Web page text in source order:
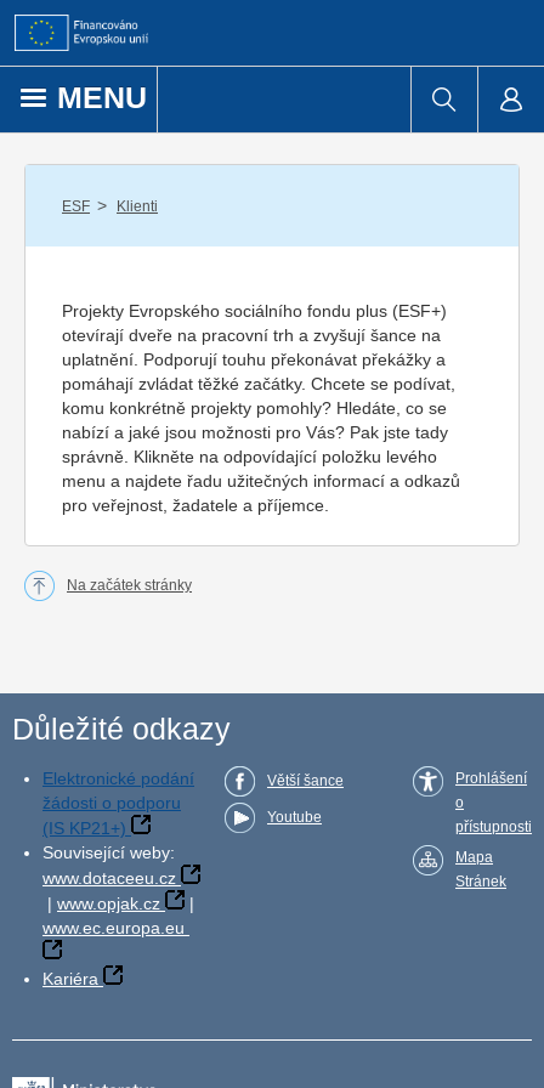
Přejít k obsahu
MENU
ESF / Klienti
Projekty Evropského sociálního fondu plus (ESF+)
otevírají dveře na pracovní trh a zvyšují šance na
uplatnění. Podporují touhu překonávat překážky a
pomáhají zvládat těžké začátky. Chcete se podívat,
komu konkrétně projekty pomohly? Hledáte, co se
nabízí a jaké jsou možnosti pro Vás? Pak jste tady
správně. Klikněte na odpovídající položku levého
menu a najdete řadu užitečných informací a odkazů
pro veřejnost, žadatele a příjemce.
Na začátek stránky
Důležité odkazy
Elektronické podání
žádosti o podporu
(IS KP21+)
Související weby:
www.dotaceeu.cz
| www.opjak.cz
|
www.ec.europa.eu
Kariéra
Větší šance
Youtube
Prohlášení
o
přístupnosti
Mapa
Stránek